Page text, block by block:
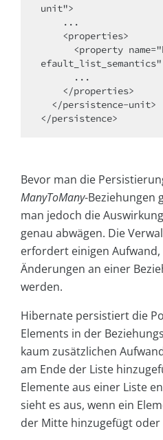
unit">
</persistence>
Bevor man die
ManyToMany-Beziehungen
man jedoch die
genau abwägen. Die
erfordert einigen
Änderungen an einer
werden.
Hibernate persistiert die
Elements in der
kaum zusätzlichen
am Ende der Liste
Elemente aus einer Liste
sieht es aus, wenn ein
der Mitte hinzugefügt